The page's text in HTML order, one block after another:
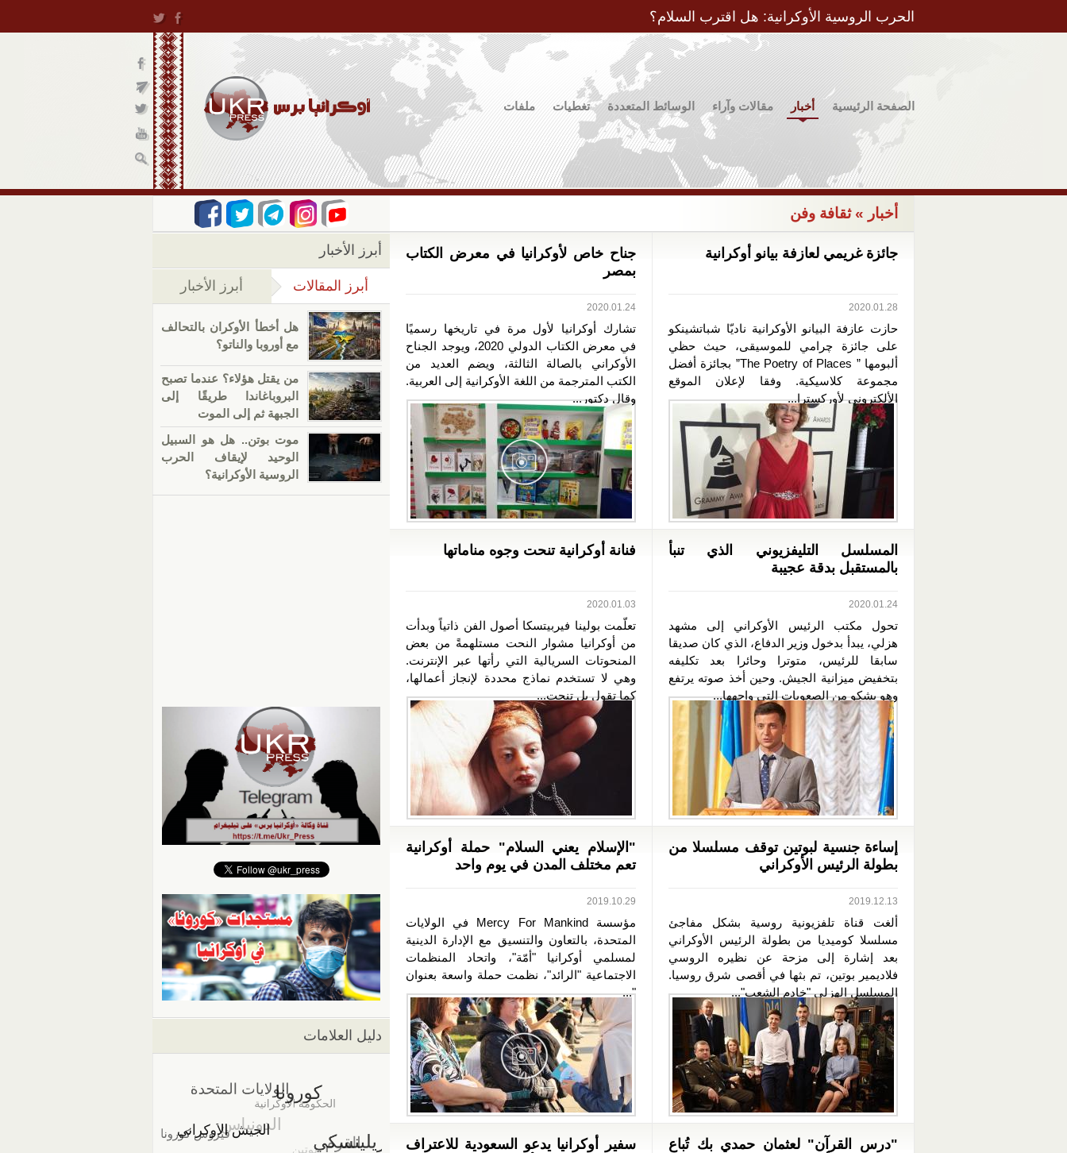
الحرب الروسية الأوكرانية: هل اقترب السلام؟
الصفحة الرئيسية أخبار مقالات وآراء الوسائط المتعددة تغطيات ملفات
أخبار » ثقافة وفن
جائزة غريمي لعازفة بيانو أوكرانية
2020.01.28
حازت عازفة البيانو الأوكرانية ناديّا شباتشينكو
على جائزة چرامي للموسيقى، حيث حظي
ألبومها ” The Poetry of Places” بجائزة أفضل
مجموعة كلاسيكية. وفقا لإعلان الموقع
الألكتروني لأوركسترا...
جناح خاص لأوكرانيا في معرض الكتاب
بمصر
2020.01.24
تشارك أوكرانيا لأول مرة في تاريخها رسميًا
في معرض الكتاب الدولي 2020، ويوجد الجناح
الأوكراني بالصالة الثالثة، ويضم العديد من
الكتب المترجمة من اللغة الأوكرانية إلى العربية.
وقال دكتور...
المسلسل التليفزيوني الذي تنبأ
بالمستقبل بدقة عجيبة
2020.01.24
تحول مكتب الرئيس الأوكراني إلى مشهد
هزلي، يبدأ بدخول وزير الدفاع، الذي كان صديقا
سابقا للرئيس، متوترا وحائرا بعد تكليفه
بتخفيض ميزانية الجيش. وحين أخذ صوته يرتفع
وهو يشكو من الصعوبات التي واجهها...
فنانة أوكرانية تنحت وجوه مناماتها
2020.01.03
تعلّمت بولينا فيربيتسكا أصول الفن ذاتياً وبدأت
من أوكرانيا مشوار النحت مستلهمةً من بعض
المنحوتات السريالية التي رأتها عبر الإنترنت.
وهي لا تستخدم نماذج محددة لإنجاز أعمالها،
كما تقول بل تنحت...
إساءة جنسية لبوتين توقف مسلسلا من
بطولة الرئيس الأوكراني
2019.12.13
ألغت قناة تلفزيونية روسية بشكل مفاجئ
مسلسلا كوميديا من بطولة الرئيس الأوكراني
بعد إشارة إلى مزحة عن نظيره الروسي
فلاديمير بوتين، تم بثها في أقصى شرق روسيا.
المسلسل الهزلي "خادم الشعب"...
"الإسلام يعني السلام" حملة أوكرانية
تعم مختلف المدن في يوم واحد
2019.10.29
مؤسسة Mercy For Mankind في الولايات
المتحدة، بالتعاون والتنسيق مع الإدارة الدينية
لمسلمي أوكرانيا "أمّة"، واتحاد المنظمات
الاجتماعية "الرائد"، نظمت حملة واسعة بعنوان
"...
"درس القرآن" لعثمان حمدي بك تُباع
سفير أوكرانيا يدعو السعودية للاعتراف
أبرز الأخبار
أبرز المقالات (علامة التبويب النشطة)
أبرز الأخبار
هل أخطأ الأوكران بالتحالف
مع أوروبا والناتو؟
من يقتل هؤلاء؟ عندما تصبح
البروباغاندا طريقًا إلى
الجبهة ثم إلى الموت
موت بوتن.. هل هو السبيل
الوحيد لإيقاف الحرب
الروسية الأوكرانية؟
دليل العلامات